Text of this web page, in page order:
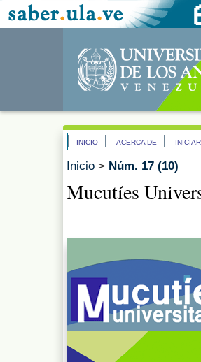
INICIO ACERCA DE
Inicio > Núm. 17 (10)
Mucutíes